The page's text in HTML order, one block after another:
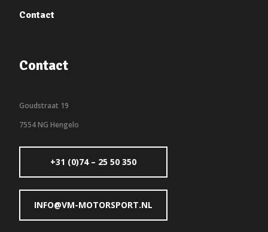
Contact
Contact
Goudstraat 19
7554 NG Hengelo
+31 (0)74 – 25 50 350
INFO@VM-MOTORSPORT.NL